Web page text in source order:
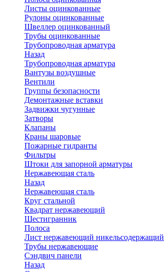
Листы оцинкованные
Рулоны оцинкованные
Швеллер оцинкованный
Трубы оцинкованные
Трубопроводная арматура
Назад
Трубопроводная арматура
Вантузы воздушные
Вентили
Группы безопасности
Демонтажные вставки
Задвижки чугунные
Затворы
Клапаны
Краны шаровые
Пожарные гидранты
Фильтры
Штоки для запорной арматуры
Нержавеющая сталь
Назад
Нержавеющая сталь
Круг стальной
Квадрат нержавеющий
Шестигранник
Полоса
Лист нержавеющий никельсодержащий
Трубы нержавеющие
Сэндвич панели
Назад